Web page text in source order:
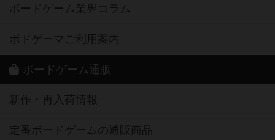
ボードゲーム業界コラム
ボドゲーマご利用案内
ボードゲーム通販
新作・再入荷情報
定番ボードゲームの通販商品